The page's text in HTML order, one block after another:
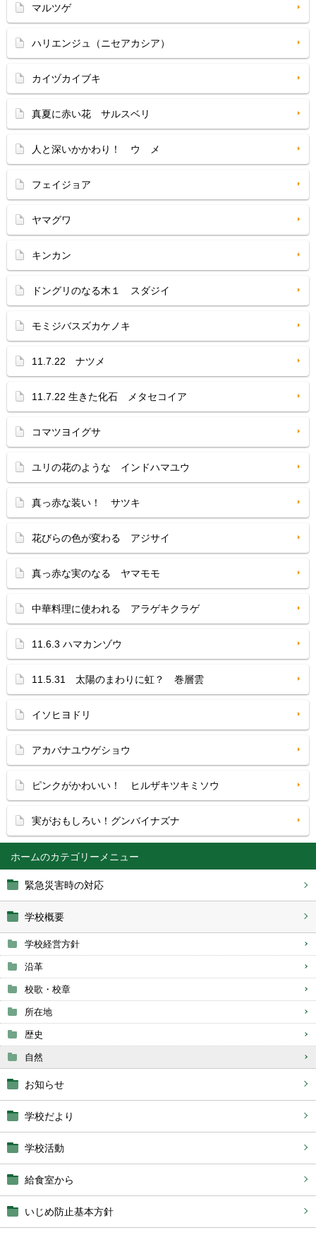
ホーム
緊急災害時の対応
学校概要
学校経営方針
沿革
校歌・校章
所在地
歴史
自然
お知らせ
学校だより
学校活動
給食室から
いじめ防止基本方針
マルツゲ
ハリエンジュ（ニセアカシア）
カイヅカイブキ
真夏に赤い花 サルスベリ
人と深いかかわり！ ウ メ
フェイジョア
ヤマグワ
キンカン
ドングリのなる木１ スダジイ
モミジバスズカケノキ
11.7.22 ナツメ
11.7.22 生きた化石 メタセコイア
コマツヨイグサ
ユリの花のような インドハマユウ
真っ赤な装い！ サツキ
花びらの色が変わる アジサイ
真っ赤な実のなる ヤマモモ
中華料理に使われる アラゲキクラゲ
11.6.3 ハマカンゾウ
11.5.31 太陽のまわりに虹？ 巻層雲
イソヒヨドリ
アカバナユウゲショウ
ピンクがかわいい！ ヒルザキツキミソウ
実がおもしろい！グンバイナズナ